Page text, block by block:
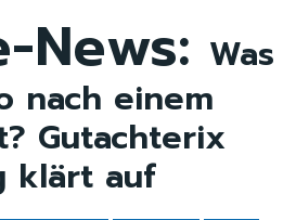
News: Was
nach einem
Gutachterix
klärt auf